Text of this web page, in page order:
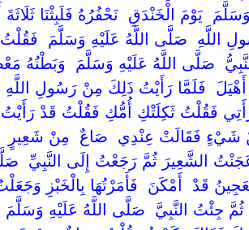
‏يَوْمَ الْخَنْدَقِ ‏ ‏نَحْفُرُهُ فَلَبِثْنَا ثَلَاثَةَ
‏صَلَّى اللَّهُ عَلَيْهِ وَسَلَّمَ ‏ ‏فَقُلْتُ
‏صَلَّى اللَّهُ عَلَيْهِ وَسَلَّمَ ‏ ‏وَبَطْنُهُ
‏فَلَمَّا رَأَيْتُ ذَلِكَ مِنْ رَسُولِ
فَقُلْتُ ثَكِلَتْكِ أُمُّكِ فَقُلْتُ قَدْ
شَيْءٍ فَقَالَتْ عِنْدِي ‏ ‏صَاعٌ ‏ ‏مِنْ شَعِيرٍ
الشَّعِيرَ ثُمَّ رَجَعْتُ إِلَى النَّبِيِّ
قَدْ ‏ ‏أَمْكَنَ ‏ ‏فَأَمَرْتُهَا بِالْخَبْزِ
جِئْتُ النَّبِيَّ ‏ ‏صَلَّى اللَّهُ عَلَيْهِ وَسَلَّمَ